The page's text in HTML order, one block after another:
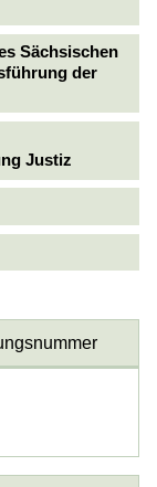
Sächsischen
der
Justiz